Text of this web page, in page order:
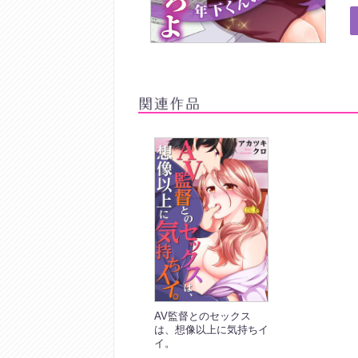
AV監督とのセックス
は、想像以上に気持ちイ
イ。